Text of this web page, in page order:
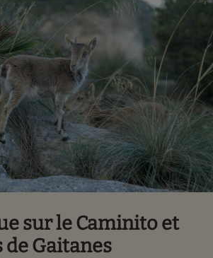
sur le Caminito et
de Gaitanes